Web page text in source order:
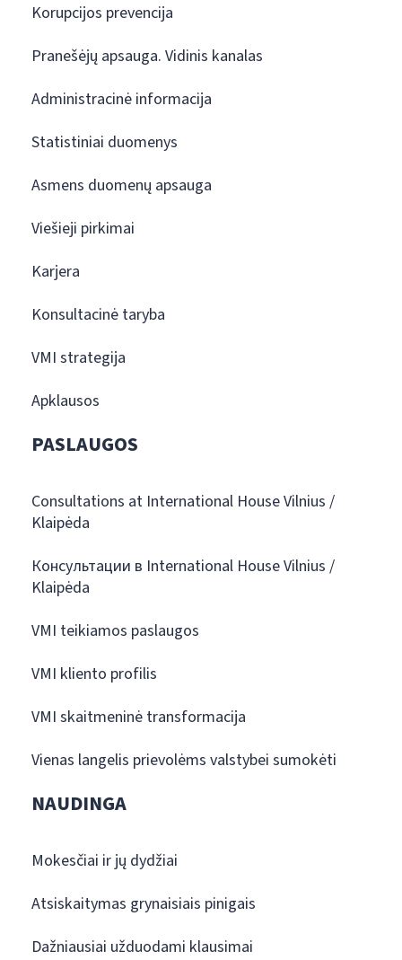
Korupcijos prevencija
Pranešėjų apsauga. Vidinis kanalas
Administracinė informacija
Statistiniai duomenys
Asmens duomenų apsauga
Viešieji pirkimai
Karjera
Konsultacinė taryba
VMI strategija
Apklausos
PASLAUGOS
Consultations at International House Vilnius /
Klaipėda
Консультации в International House Vilnius /
Klaipėda
VMI teikiamos paslaugos
VMI kliento profilis
VMI skaitmeninė transformacija
Vienas langelis prievolėms valstybei sumokėti
NAUDINGA
Mokesčiai ir jų dydžiai
Atsiskaitymas grynaisiais pinigais
Dažniausiai užduodami klausimai